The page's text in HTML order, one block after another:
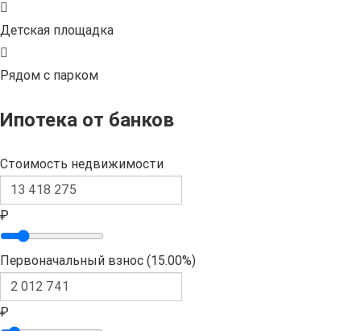
Детская площадка
Рядом с парком
Ипотека от банков
Стоимость недвижимости
₽
Первоначальный взнос (15.00%)
₽